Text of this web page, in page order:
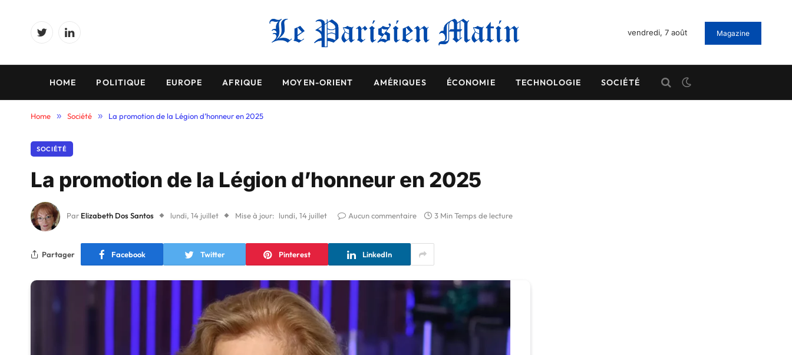
TwitterLinkedIn
vendredi, 7 août Magazine
HOME POLITIQUE EUROPE AFRIQUE MOYEN-ORIENT AMÉRIQUES ÉCONOMIE TECHNOLOGIE SOCIÉTÉ
Home » Société » La promotion de la Légion d’honneur en 2025
SOCIÉTÉ
La promotion de la Légion d’honneur en 2025
Par Elizabeth Dos Santos lundi, 14 juillet Mise à jour: lundi, 14 juillet Aucun commentaire 3 Min Temps de lecture
Partager Facebook Twitter Pinterest LinkedIn